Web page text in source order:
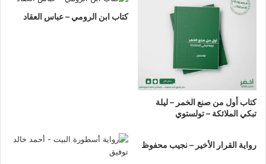
كتاب أول من صنع الخمر – ليلة
تبكي الملائكة – تولستوي
كتاب ابن الرومي – عباس العقاد
رواية القرار الأخير – نجيب محفوظ